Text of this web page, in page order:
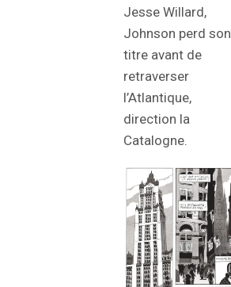
Jesse Willard,
Johnson perd son
titre avant de
retraverser
l’Atlantique,
direction la
Catalogne.